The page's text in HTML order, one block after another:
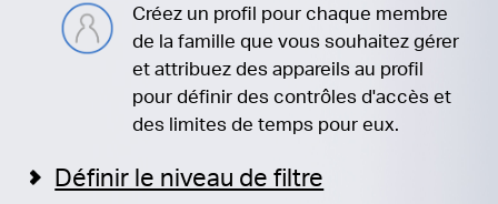
Créez un profil pour chaque membre
de la famille que vous souhaitez gérer
et attribuez des appareils au profil
pour définir des contrôles d'accès et
des limites de temps pour eux.
Définir le niveau de filtre